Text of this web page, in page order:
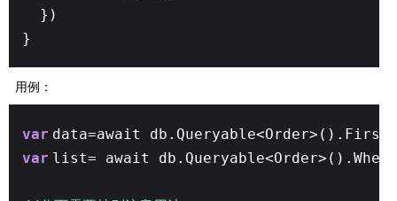
})
}
用例：
var data=await
var list= await